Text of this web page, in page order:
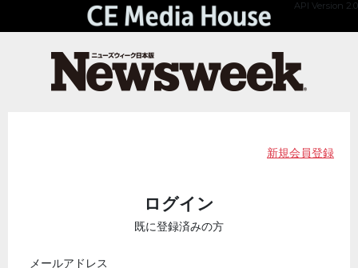
API Version 2.0
新規会員登録
ログイン
既に登録済みの方
メールアドレス